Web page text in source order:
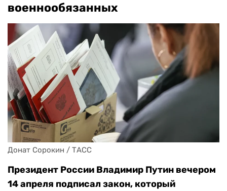
военнообязанных
Донат Сорокин / ТАСС
Президент России Владимир Путин вечером
14 апреля подписал закон, который